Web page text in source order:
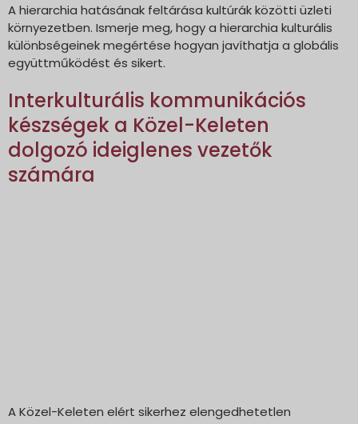
A hierarchia hatásának feltárása kultúrák közötti üzleti
környezetben. Ismerje meg, hogy a hierarchia kulturális
különbségeinek megértése hogyan javíthatja a globális
együttműködést és sikert.
Interkulturális kommunikációs
készségek a Közel-Keleten
dolgozó ideiglenes vezetők
számára
A Közel-Keleten elért sikerhez elengedhetetlen